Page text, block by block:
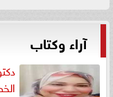
آراء وكتاب